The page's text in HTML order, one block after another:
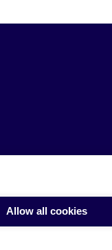
Allow all cookies